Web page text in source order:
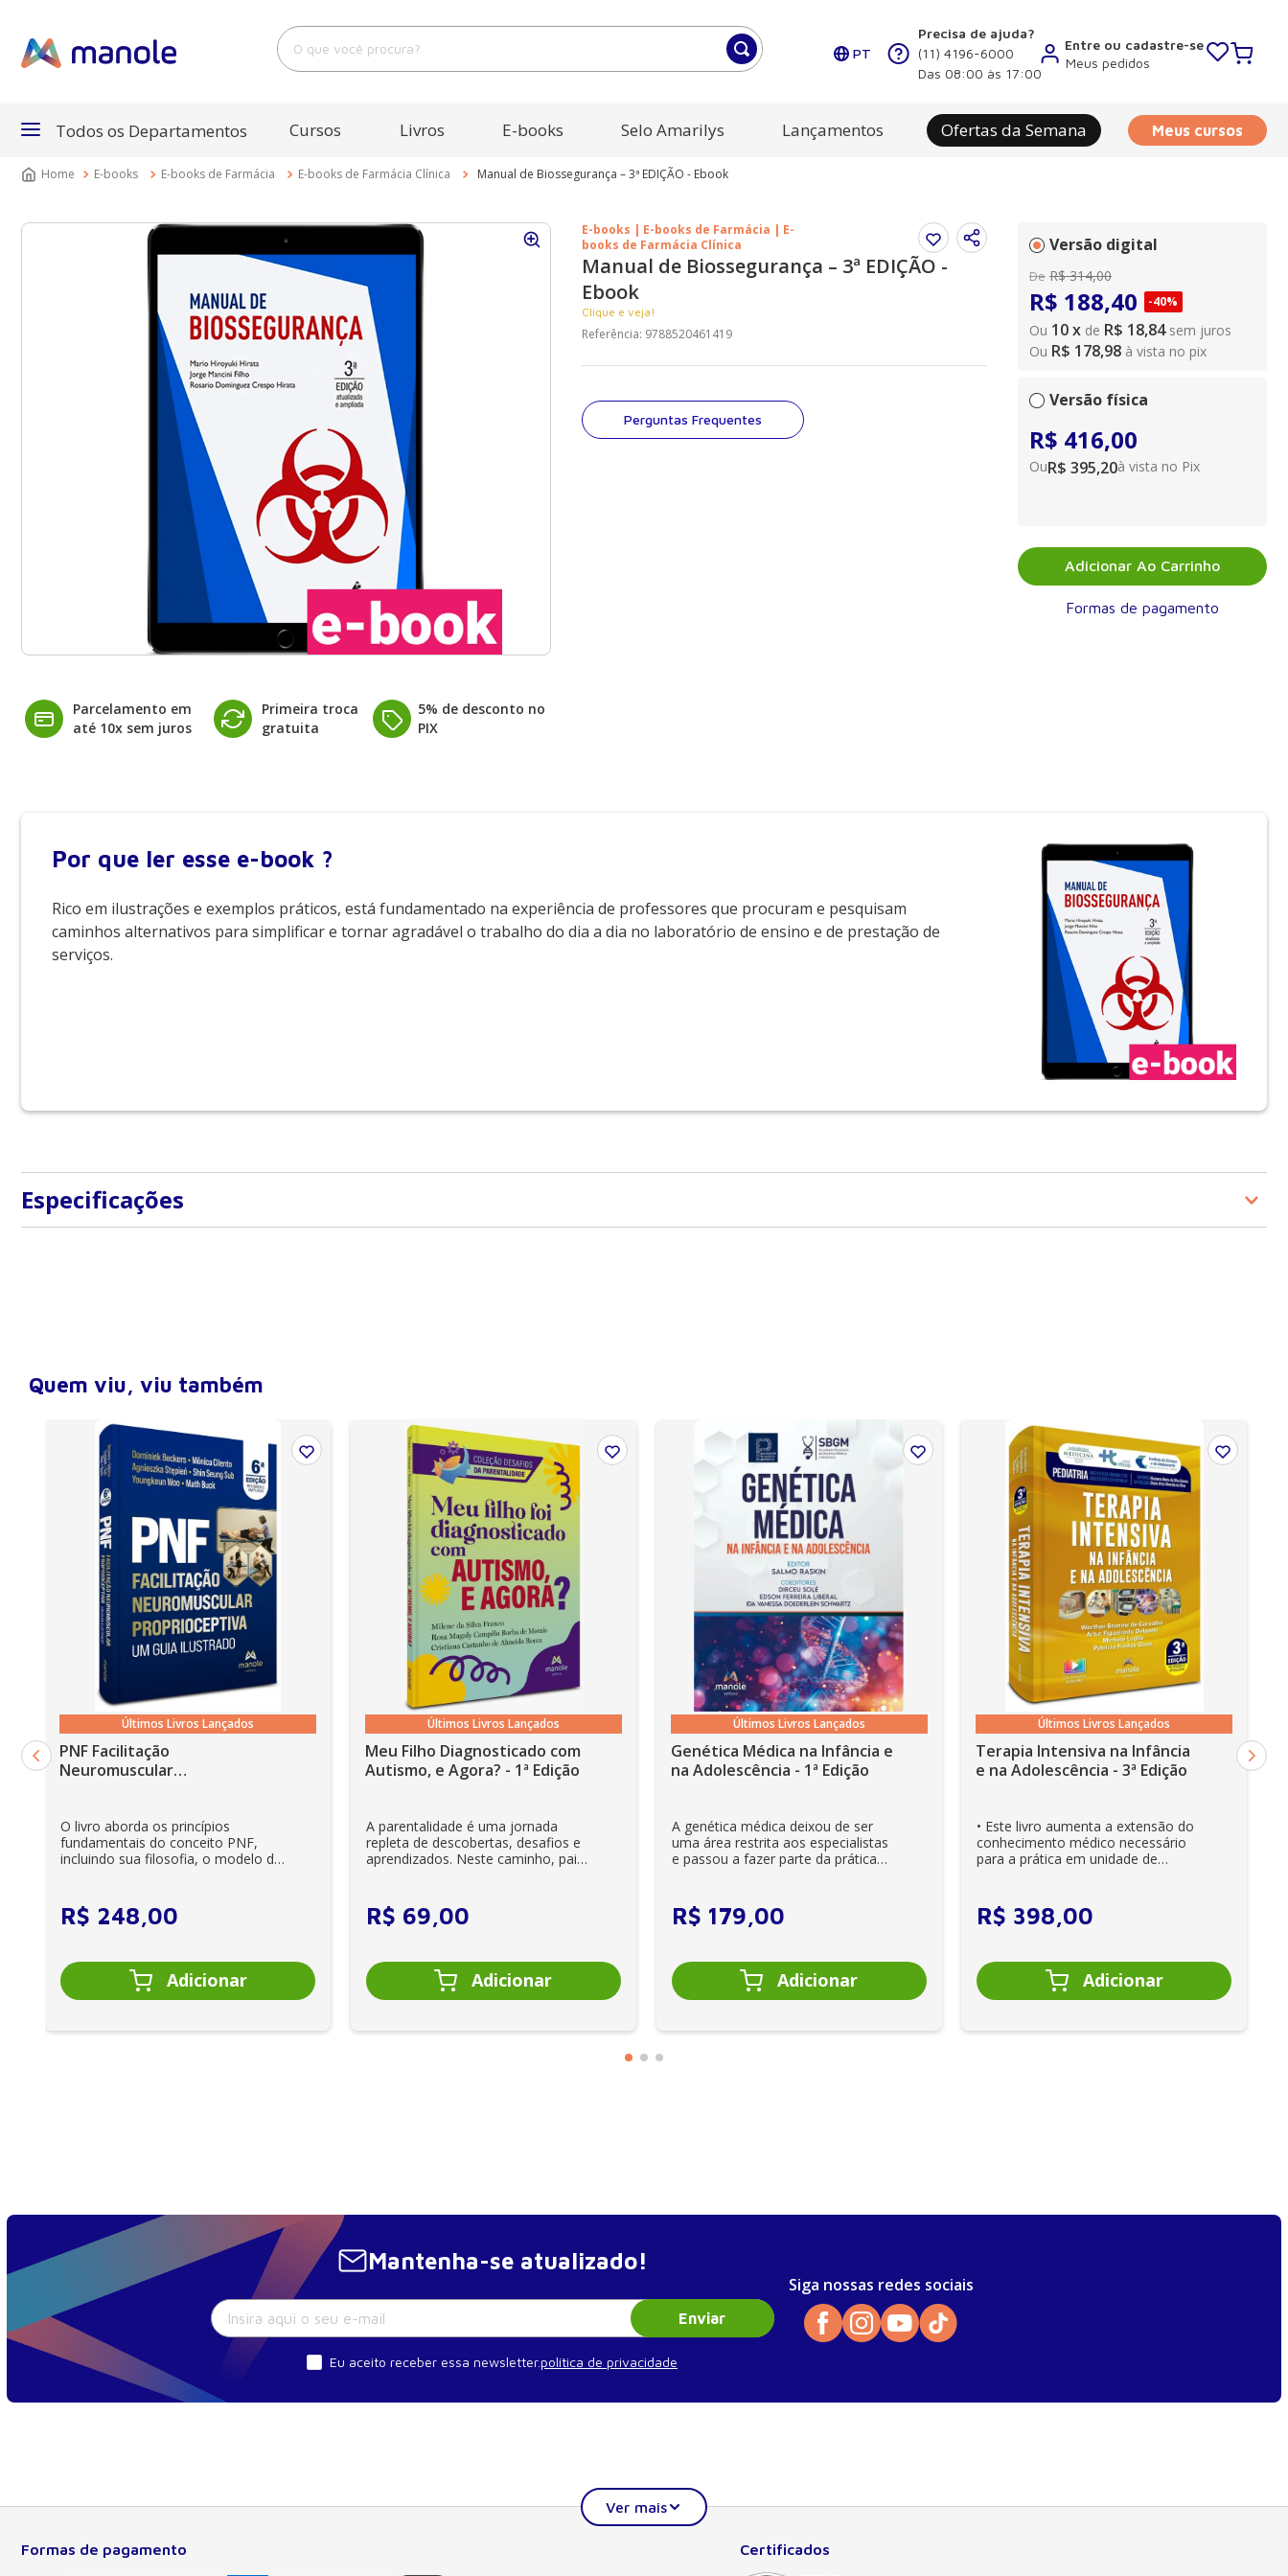
O que você procura?
PT
Precisa de ajuda?
(11) 4196-6000
Das 08:00 às 17:00
Entre ou cadastre-se
Meus pedidos
Todos os Departamentos Cursos Livros E-books Selo Amarilys Lançamentos Ofertas da Semana Meus cursos
E-books E-books de Farmácia E-books de Farmácia Clínica Manual de Biossegurança – 3ª EDIÇÃO - Ebook
Parcelamento em
até 10x sem juros
Primeira troca
gratuita
5% de desconto no
PIX
E-books | E-books de Farmácia | E-
books de Farmácia Clínica
Manual de Biossegurança – 3ª EDIÇÃO -
Ebook
Clique e veja!
Referência: 9788520461419
Perguntas Frequentes
Versão digital
De R$ 314,00
R$ 188,40
Ou 10x de R$ 18,84 sem juros
-40%
Ou R$ 178,98 à vista no pix
Versão física
R$ 416,00
OuR$ 395,20à vista no Pix
Adicionar Ao Carrinho
Formas de pagamento
Por que ler esse e-book ?
Rico em ilustrações e exemplos práticos, está fundamentado na experiência de professores que procuram e pesquisam
caminhos alternativos para simplificar e tornar agradável o trabalho do dia a dia no laboratório de ensino e de prestação de
serviços.
Especificações
Quem viu, viu também
Últimos Livros Lançados
PNF Facilitação
Neuromuscular
O livro aborda os princípios
fundamentais do conceito PNF,
incluindo sua filosofia, o modelo da
R$ 248,00
Últimos Livros Lançados
Meu Filho Diagnosticado com
Autismo, e Agora? - 1ª Edição
A parentalidade é uma jornada
repleta de descobertas, desafios e
aprendizados. Neste caminho, pais
R$ 69,00
Últimos Livros Lançados
Genética Médica na Infância e
na Adolescência - 1ª Edição
A genética médica deixou de ser
uma área restrita aos especialistas
e passou a fazer parte da prática
R$ 179,00
Últimos Livros Lançados
Terapia Intensiva na Infância
e na Adolescência - 3ª Edição
• Este livro aumenta a extensão do
conhecimento médico necessário
para a prática em unidade de
R$ 398,00
Mantenha-se atualizado!
Enviar
Eu aceito receber essa newsletter.política de privacidade
Siga nossas redes sociais
Sobre a Manole Ajuda
Formas de pagamento Certificados